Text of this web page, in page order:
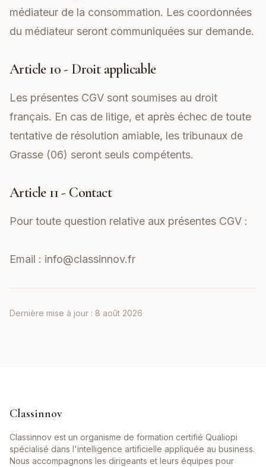
médiateur de la consommation. Les coordonnées
du médiateur seront communiquées sur demande.
Article 10 - Droit applicable
Les présentes CGV sont soumises au droit
français. En cas de litige, et après échec de toute
tentative de résolution amiable, les tribunaux de
Grasse (06) seront seuls compétents.
Article 11 - Contact
Pour toute question relative aux présentes CGV :
Email : info@classinnov.fr
Dernière mise à jour : 8 août 2026
Classinnov
Classinnov est un organisme de formation certifié Qualiopi
spécialisé dans l'intelligence artificielle appliquée au business.
Nous accompagnons les dirigeants et leurs équipes pour